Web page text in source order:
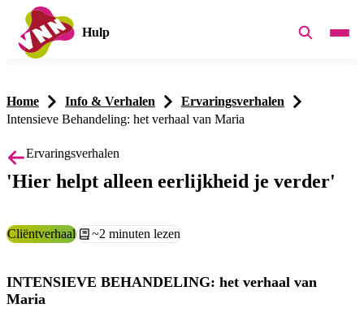
Hulp
Home Info & Verhalen
Ervaringsverhalen
Intensieve Behandeling: het verhaal van Maria
Ervaringsverhalen
'Hier helpt alleen eerlijkheid je verder'
Categorie:
CliëntverhaalLeestijd:
~2 minuten lezen
INTENSIEVE BEHANDELING: het verhaal van
Maria